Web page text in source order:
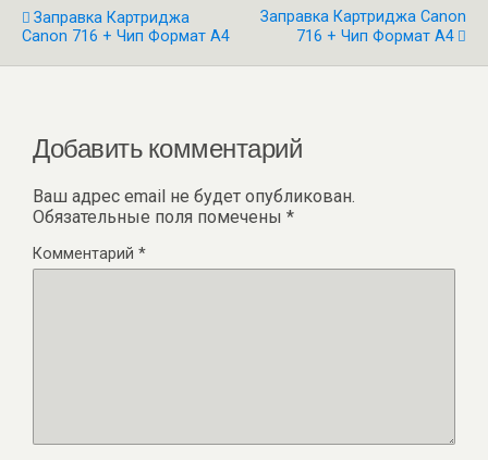
Заправка Картриджа
Canon 716 + Чип Формат А4
Заправка Картриджа Canon
716 + Чип Формат А4
Добавить комментарий
Ваш адрес email не будет опубликован.
Обязательные поля помечены *
Комментарий *